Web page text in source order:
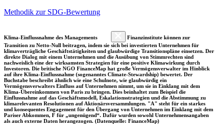
Methodik zur SDG-Bewertung
Klima-Einflussnahme des Managements
Finanzinstitute können zur
Transition zu Netto-Null beitragen, indem sie sich bei investierten Unternehmen für
klimaverträgliche Geschäftstätigkeiten und glaubwürdige Transitionspläne einsetzen. Der
direkte Dialog mit einem Unternehmen und die Ausübung von Stimmrechten sind
nachweislich eine der wirksamsten Strategien für eine positive Klimawirkung durch
Investoren. Die britische NGO FinanceMap hat große Vermögensverwalter im Hinblick
auf ihre Klima-Einflussnahme (sogenanntes Climate-Stewardship) bewertet. Der
Buchstabe beschreibt ähnlich wie eine Schulnote, wie glaubwürdig ein
Vermögensverwalters Einfluss auf Unternehmen nimmt, um sie in Einklang mit dem
Klima-Übereinkommen von Paris zu bringen. Dies beinhaltet zum Beispiel die
Einflussnahme auf das Geschäftsmodell, Eskalationsstrategien und die Abstimmung zu
klimarelevanten Resolutionen auf Aktionärsversammlungen. "A" steht für ein starkes
und konsequentes Engagement für den Übergang von Unternehmen im Einklang mit dem
Pariser Abkommen, F für „ungenügend“. Dafür wurden sowohl Unternehmensangaben
als auch externe Daten herangezogen. (Datenquelle: FinanceMap)